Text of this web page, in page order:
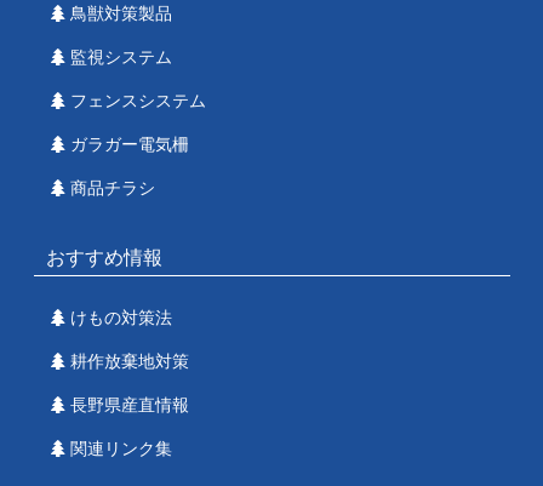
鳥獣対策製品
監視システム
フェンスシステム
ガラガー電気柵
商品チラシ
おすすめ情報
けもの対策法
耕作放棄地対策
長野県産直情報
関連リンク集